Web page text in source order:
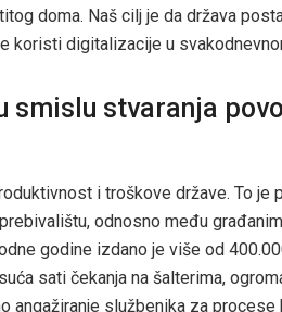
doma. Naš cilj je da država
koristi digitalizacije u
smislu stvaranja
i troškove države. To je
odnosno među
godine izdano je više od
sati čekanja na šalterima,
angažiranje službenika za